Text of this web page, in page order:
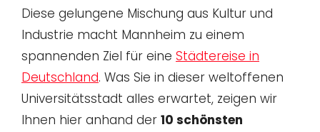
Diese gelungene Mischung aus Kultur und
Industrie macht Mannheim zu einem
spannenden Ziel für eine Städtereise in
Deutschland. Was Sie in dieser weltoffenen
Universitätsstadt alles erwartet, zeigen wir
Ihnen hier anhand der 10 schönsten